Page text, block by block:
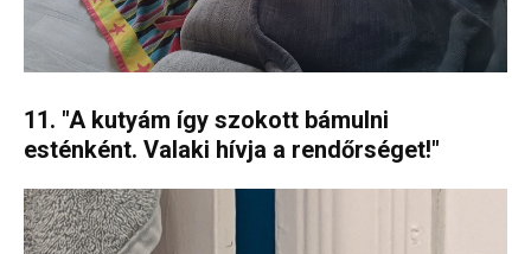
11. "A kutyám így szokott bámulni
esténként. Valaki hívja a rendőrséget!"